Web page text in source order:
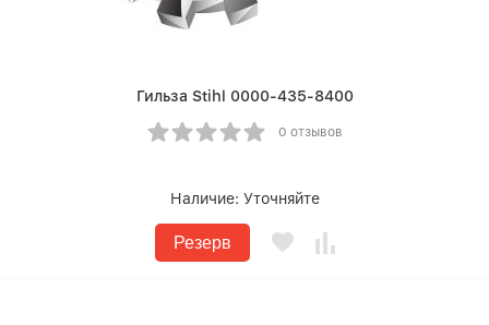
Гильза Stihl 0000-435-8400
0 отзывов
Наличие: Уточняйте
Резерв